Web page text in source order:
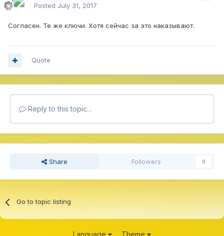
Posted July 31, 2017
Согласен. Те же ключи. Хотя сейчас за это наказывают.
Quote
Reply to this topic...
Share Followers 0
Go to topic listing